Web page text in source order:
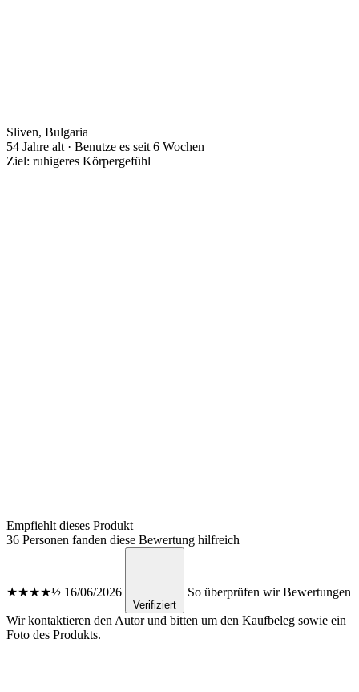
Sliven, Bulgaria
54 Jahre alt · Benutze es seit 6 Wochen
Ziel: ruhigeres Körpergefühl
Empfiehlt dieses Produkt
36 Personen fanden diese Bewertung hilfreich
★★★★½ 16/06/2026
Verifiziert
So überprüfen wir Bewertungen
Wir kontaktieren den Autor und bitten um den Kaufbeleg sowie ein
Foto des Produkts.